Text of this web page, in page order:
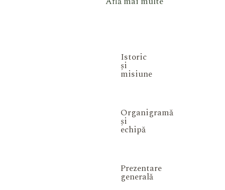
Istoric
și
misiune
Organigramă
și
echipă
Prezentare
generală